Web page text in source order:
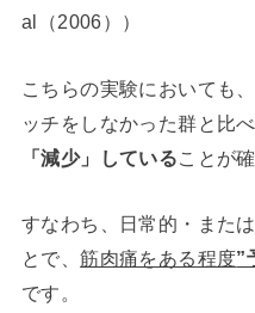
al（2006））
こちらの実験においても
ッチをしなかった群と比
「減少」していることが
すなわち、日常的・また
とで、筋肉痛をある程度”
です。